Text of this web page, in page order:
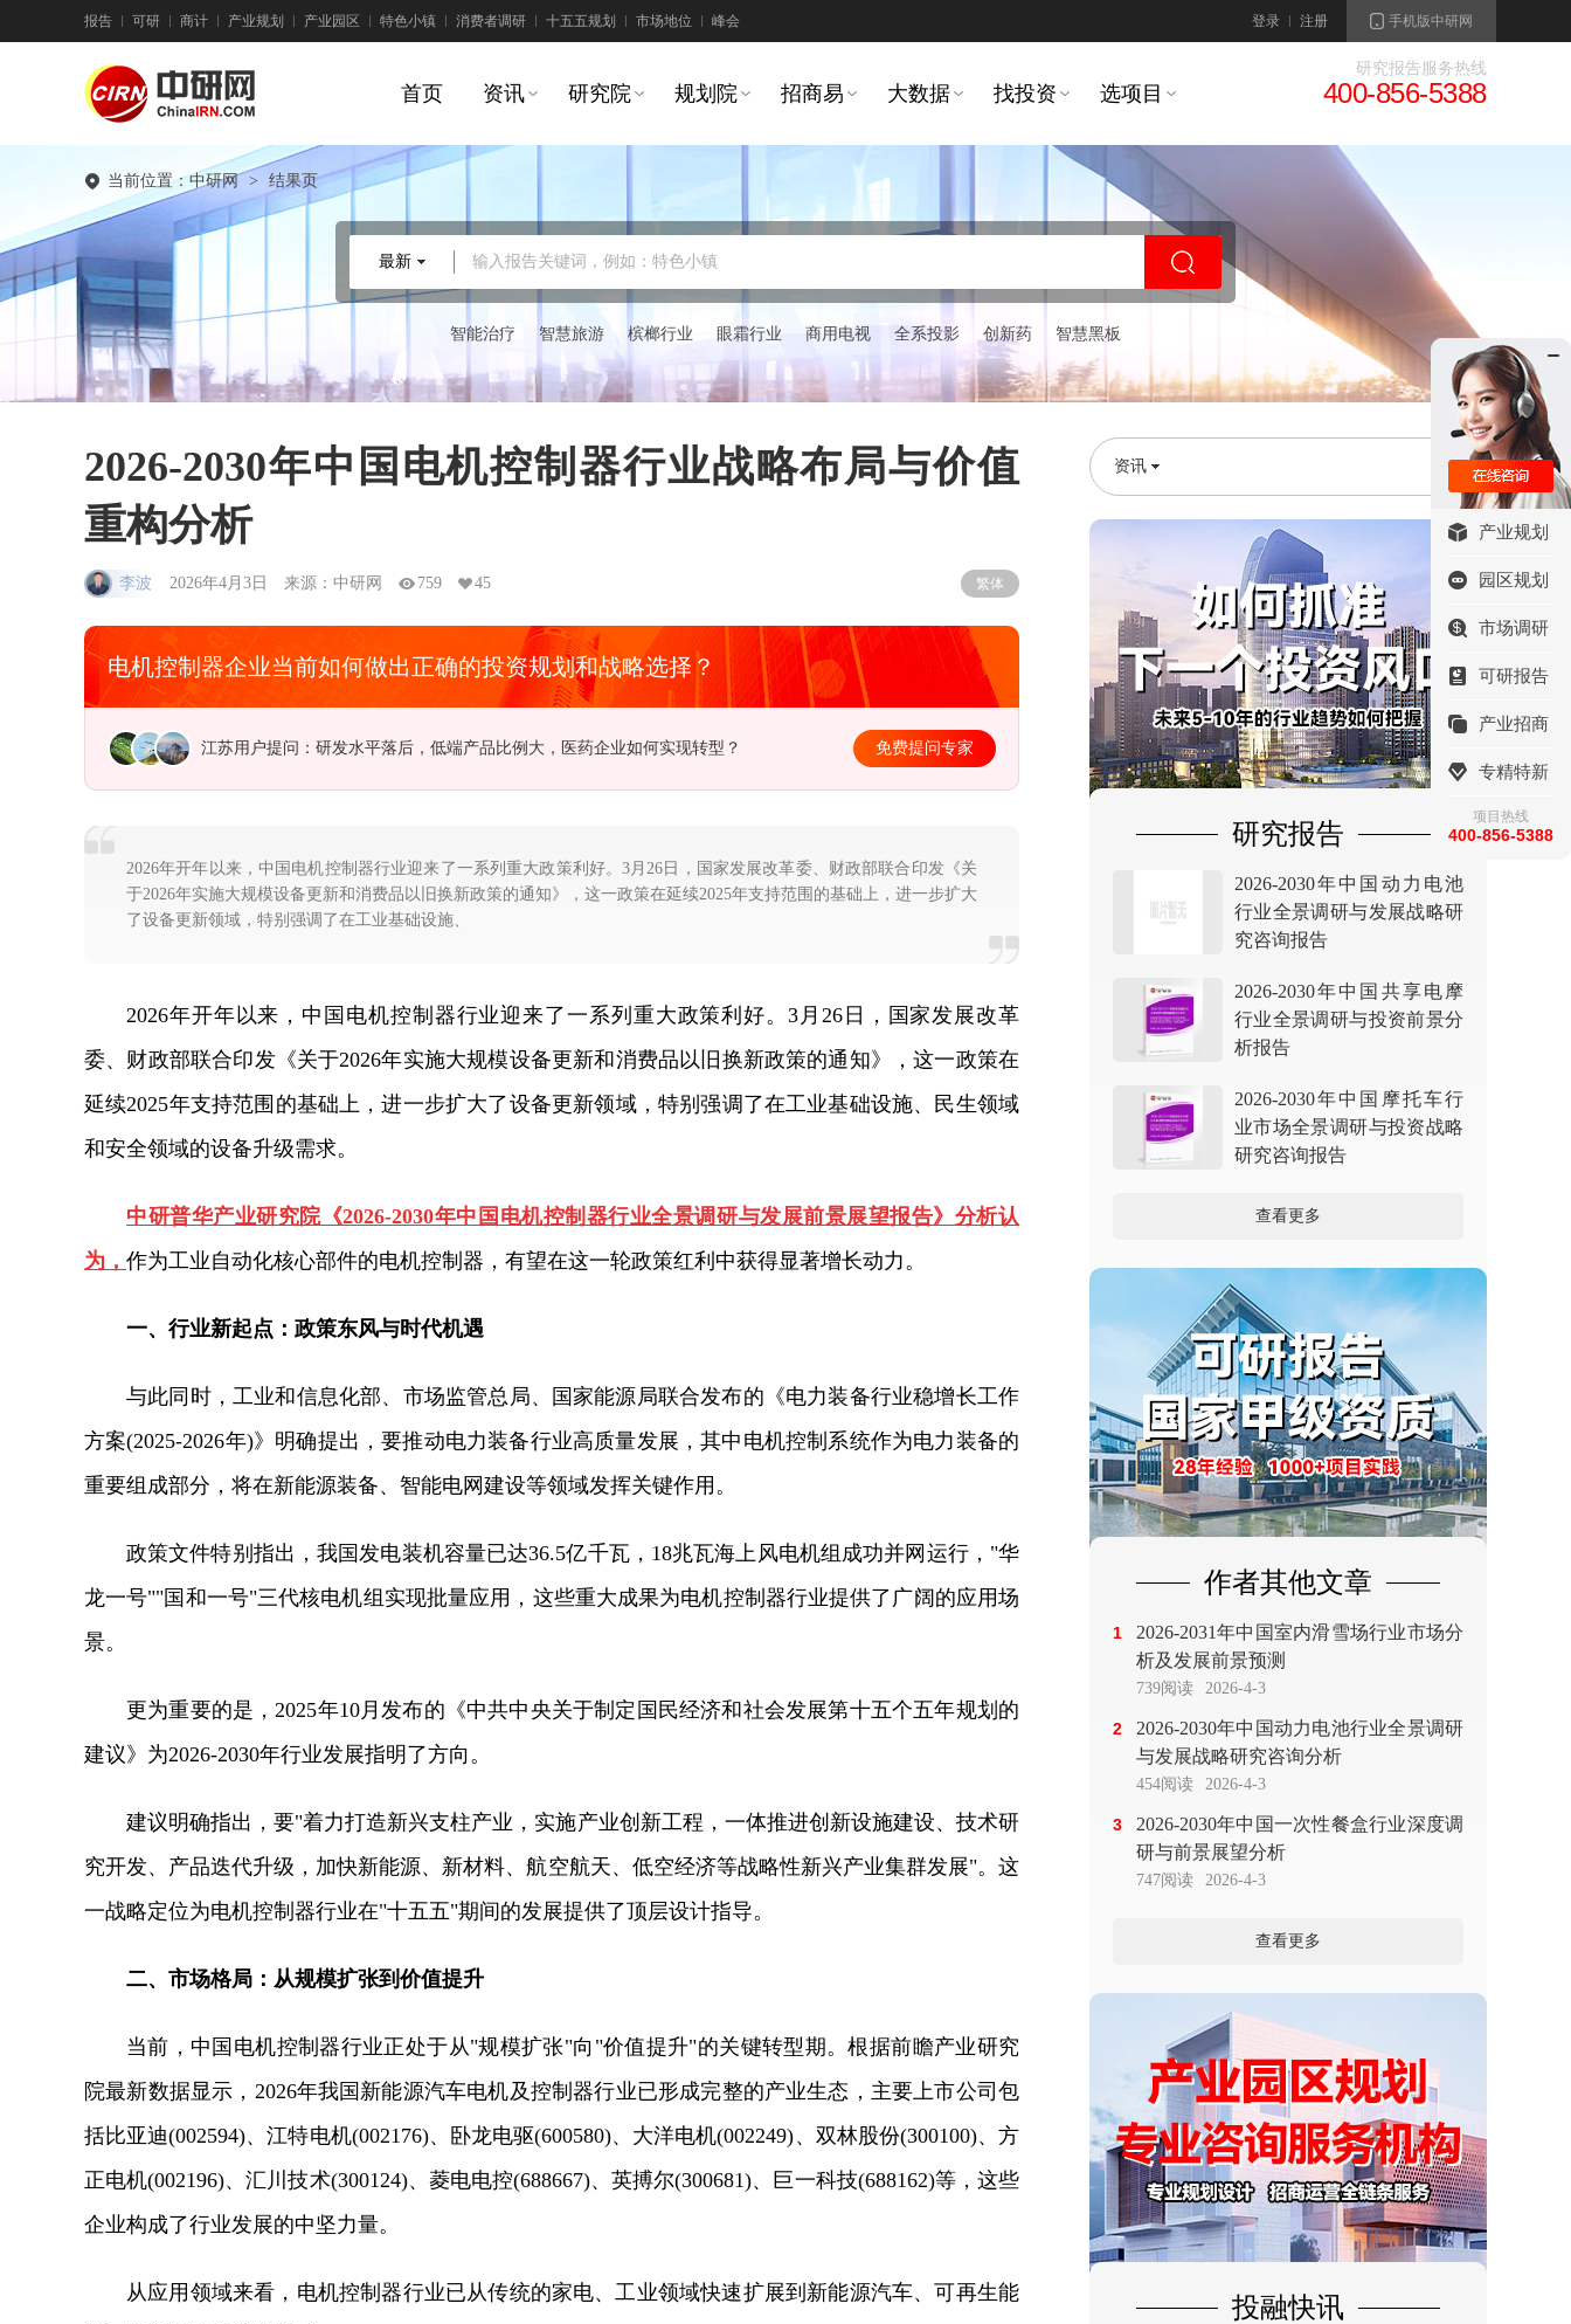
报告 可研 商计 产业规划 产业园区 特色小镇 消费者调研 十五五规划 市场地位 峰会 登录 注册 手机版中研网
首页 资讯 研究院 规划院 招商易 大数据 找投资 选项目
研究报告服务热线
400-856-5388
当前位置：中研网 > 结果页
输入报告关键词，例如：特色小镇
最新
智能治疗 智慧旅游 槟榔行业 眼霜行业 商用电视 全系投影 创新药 智慧黑板
2026-2030年中国电机控制器行业战略布局与价值
重构分析
李波 2026年4月3日 来源：中研网 759 45 繁体
电机控制器企业当前如何做出正确的投资规划和战略选择？
广东用户提问：中国海洋经济走出去的新路径在哪？该如何去制定长远规划？ 免费提问专家
2026年开年以来，中国电机控制器行业迎来了一系列重大政策利好。3月26日，国家发展改革委、财政部联合印发《关
于2026年实施大规模设备更新和消费品以旧换新政策的通知》，这一政策在延续2025年支持范围的基础上，进一步扩大
了设备更新领域，特别强调了在工业基础设施、
2026年开年以来，中国电机控制器行业迎来了一系列重大政策利好。3月26日，国家发展改革
委、财政部联合印发《关于2026年实施大规模设备更新和消费品以旧换新政策的通知》，这一政策在
延续2025年支持范围的基础上，进一步扩大了设备更新领域，特别强调了在工业基础设施、民生领域
和安全领域的设备升级需求。
中研普华产业研究院《2026-2030年中国电机控制器行业全景调研与发展前景展望报告》分析认
为， 作为工业自动化核心部件的电机控制器，有望在这一轮政策红利中获得显著增长动力。
一、行业新起点：政策东风与时代机遇
与此同时，工业和信息化部、市场监管总局、国家能源局联合发布的《电力装备行业稳增长工作
方案(2025-2026年)》明确提出，要推动电力装备行业高质量发展，其中电机控制系统作为电力装备的
重要组成部分，将在新能源装备、智能电网建设等领域发挥关键作用。
政策文件特别指出，我国发电装机容量已达36.5亿千瓦，18兆瓦海上风电机组成功并网运行，"华
龙一号""国和一号"三代核电机组实现批量应用，这些重大成果为电机控制器行业提供了广阔的应用场
景。
更为重要的是，2025年10月发布的《中共中央关于制定国民经济和社会发展第十五个五年规划的
建议》为2026-2030年行业发展指明了方向。
建议明确指出，要"着力打造新兴支柱产业，实施产业创新工程，一体推进创新设施建设、技术研
究开发、产品迭代升级，加快新能源、新材料、航空航天、低空经济等战略性新兴产业集群发展"。这
一战略定位为电机控制器行业在"十五五"期间的发展提供了顶层设计指导。
二、市场格局：从规模扩张到价值提升
当前，中国电机控制器行业正处于从"规模扩张"向"价值提升"的关键转型期。根据前瞻产业研究
院最新数据显示，2026年我国新能源汽车电机及控制器行业已形成完整的产业生态，主要上市公司包
括比亚迪(002594)、江特电机(002176)、卧龙电驱(600580)、大洋电机(002249)、双林股份(300100)、方
正电机(002196)、汇川技术(300124)、菱电电控(688667)、英搏尔(300681)、巨一科技(688162)等，这些
企业构成了行业发展的中坚力量。
从应用领域来看，电机控制器行业已从传统的家电、工业领域快速扩展到新能源汽车、可再生能
资讯
研究报告
2026-2030年中国动力电池
行业全景调研与发展战略研
究咨询报告
2026-2030年中国共享电摩
行业全景调研与投资前景分
析报告
2026-2030年中国摩托车行
业市场全景调研与投资战略
研究咨询报告
查看更多
作者其他文章
1
2026-2031年中国室内滑雪场行业市场分
析及发展前景预测
739阅读 2026-4-3
2
2026-2030年中国动力电池行业全景调研
与发展战略研究咨询分析
454阅读 2026-4-3
3
2026-2030年中国一次性餐盒行业深度调
研与前景展望分析
747阅读 2026-4-3
查看更多
投融快讯
产业规划
园区规划
市场调研
可研报告
产业招商
专精特新
项目热线
400-856-5388